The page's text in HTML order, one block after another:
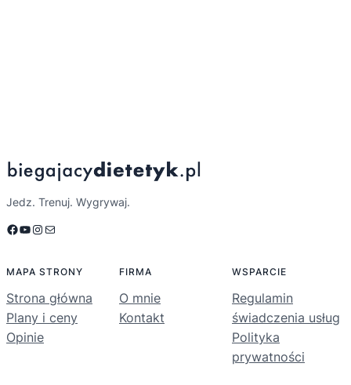
Jedz. Trenuj. Wygrywaj.
Facebook YouTube Instagram Mail
MAPA STRONY
Strona główna
Plany i ceny
Opinie
FIRMA
O mnie
Kontakt
WSPARCIE
Regulamin
świadczenia usług
Polityka
prywatności